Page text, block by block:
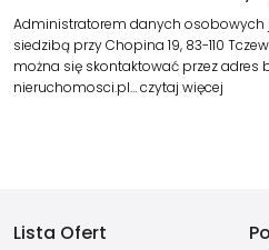
Administratorem danych osobowych
siedzibą przy Chopina 19, 83-110
można się skontaktować przez adres
nieruchomosci.pl…czytaj więcej
Lista Ofert